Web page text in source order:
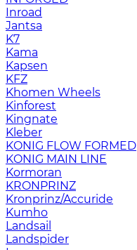
Inroad
Jantsa
K7
Kama
Kapsen
KFZ
Khomen Wheels
Kinforest
Kingnate
Kleber
KONIG FLOW FORMED
KONIG MAIN LINE
Kormoran
KRONPRINZ
Kronprinz/Accuride
Kumho
Landsail
Landspider